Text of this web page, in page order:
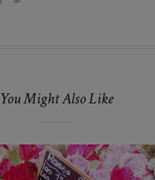
You Might Also Like